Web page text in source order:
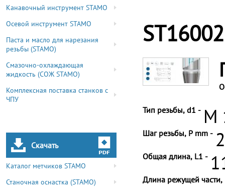
Канавочный инструмент STAMO
Осевой инструмент STAMO
Паста и масло для нарезания
резьбы (STAMO)
Смазочно-охлаждающая
жидкость (СОЖ STAMO)
Комплексная поставка станков с
ЧПУ
Скачать
Каталог метчиков STAMO
Станочная оснастка (STAMO)
Тип резьбы, d1 - M
Шаг резьбы, P mm -
Общая длина, L1 -
Длина режущей части,